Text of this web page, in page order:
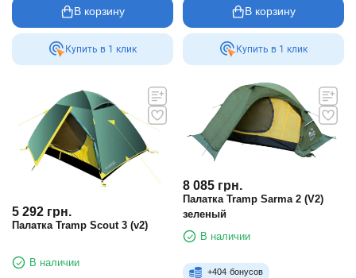
В корзину
Купить в 1 клик
В корзину
Купить в 1 клик
5 292 грн.
Палатка Tramp Scout 3 (v2)
В наличии
8 085 грн.
Палатка Tramp Sarma 2 (V2)
зеленый
В наличии
+404 бонусов